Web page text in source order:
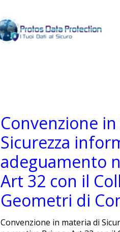
Convenzione
Sicurezza
adeguamento
Art 32 con il
Geometri di
Convenzione in materia di